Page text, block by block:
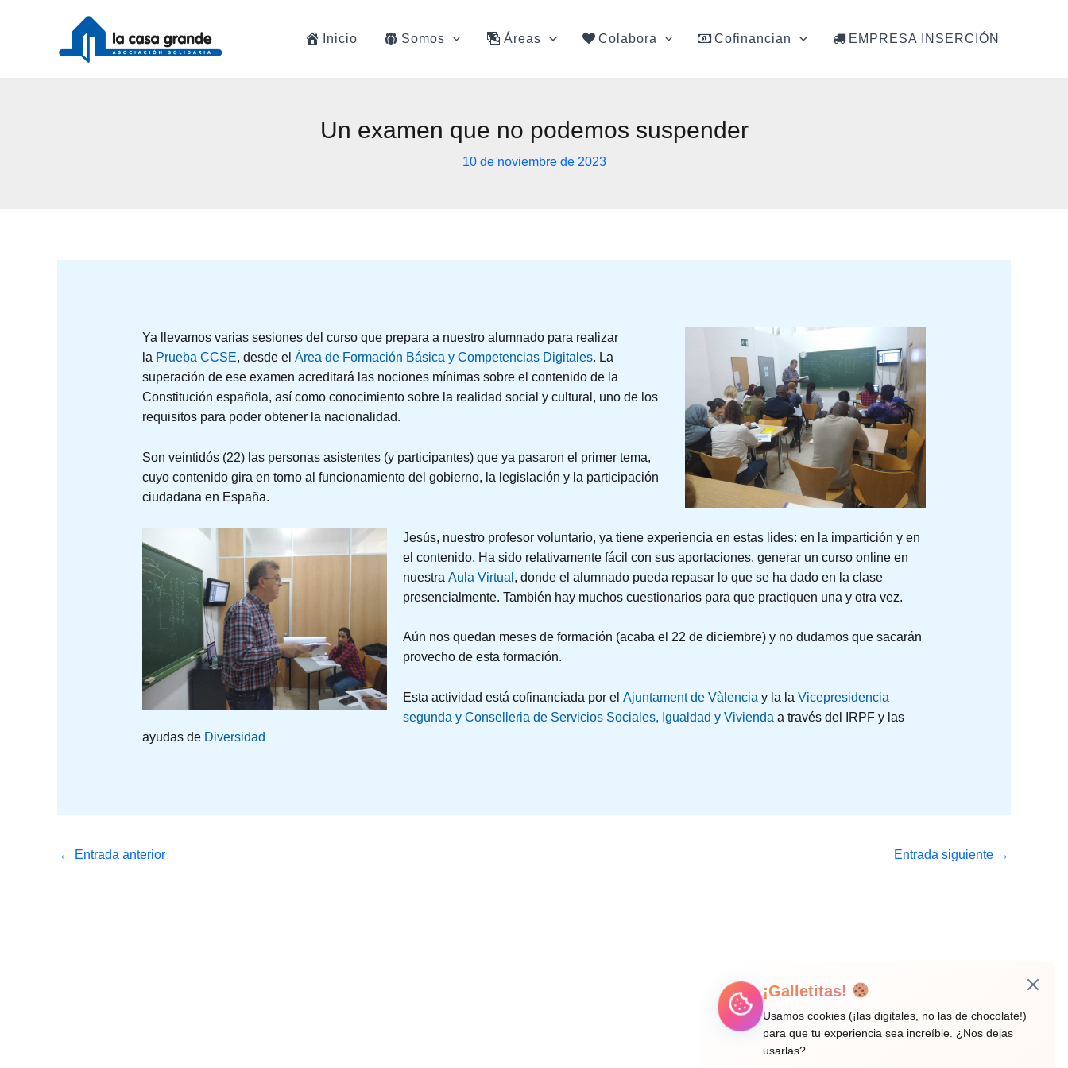
Inicio Somos Áreas Colabora Cofinancian EMPRESA INSERCIÓN
Un examen que no podemos suspender
10 de noviembre de 2023
Ya llevamos varias sesiones del curso que prepara a nuestro alumnado para realizar
la Prueba CCSE, desde el Área de Formación Básica y Competencias Digitales. La
superación de ese examen acreditará las nociones mínimas sobre el contenido de la
Constitución española, así como conocimiento sobre la realidad social y cultural, uno de los
requisitos para poder obtener la nacionalidad.
Son veintidós (22) las personas asistentes (y participantes) que ya pasaron el primer tema,
cuyo contenido gira en torno al funcionamiento del gobierno, la legislación y la participación
ciudadana en España.
Jesús, nuestro profesor voluntario, ya tiene experiencia en estas lides: en la impartición y en
el contenido. Ha sido relativamente fácil con sus aportaciones, generar un curso online en
nuestra Aula Virtual , donde el alumnado pueda repasar lo que se ha dado en la clase
presencialmente. También hay muchos cuestionarios para que practiquen una y otra vez.
Aún nos quedan meses de formación (acaba el 22 de diciembre) y no dudamos que sacarán
provecho de esta formación.
Esta actividad está cofinanciada por el Ajuntament de Vàlencia y la la Vicepresidencia
segunda y Conselleria de Servicios Sociales, Igualdad y Vivienda a través del IRPF y las
ayudas de Diversidad
← Entrada anterior Entrada siguiente →
¡Galletitas!
Usamos cookies (¡las digitales, no las de chocolate!)
para que tu experiencia sea increíble. ¿Nos dejas
usarlas?